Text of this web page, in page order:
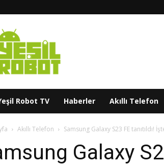
Yeşil
Robot
Robot TV Haberler Akıllı Telefon
Akıllı Telefon Samsung Galaxy S23 FE tanıtıldı!
Galaxy